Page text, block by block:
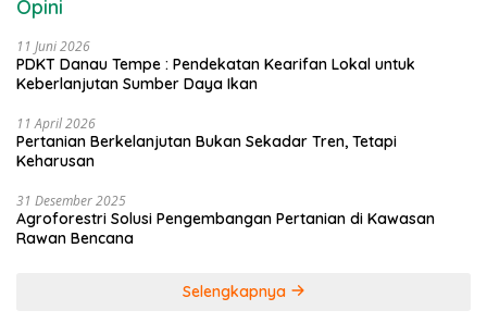
Opini
11 Juni 2026
PDKT Danau Tempe : Pendekatan Kearifan Lokal untuk
Keberlanjutan Sumber Daya Ikan
11 April 2026
Pertanian Berkelanjutan Bukan Sekadar Tren, Tetapi
Keharusan
31 Desember 2025
Agroforestri Solusi Pengembangan Pertanian di Kawasan
Rawan Bencana
Selengkapnya